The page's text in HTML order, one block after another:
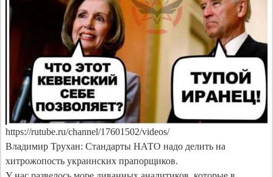
https://rutube.ru/channel/17601502/videos/
Владимир Трухан: Стандарты НАТО надо делить на
хитрожопость украинских прапорщиков.